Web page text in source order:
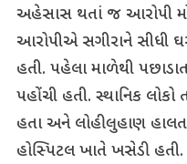
અહેસાસ થતાં જ આરોપી
આરોપીએ સગીરાને સીધી
હતી. પહેલા માળેથી
પહોંચી હતી. સ્થાનિક લોકો
હતા અને લોહીલુહાણ
હોસ્પિટલ ખાતે ખસેડી હતી.